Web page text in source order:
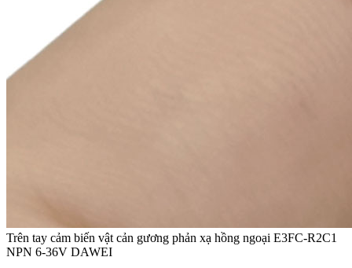
Trên tay cảm biến vật cản gương phản xạ hồng ngoại E3FC-R2C1
NPN 6-36V DAWEI